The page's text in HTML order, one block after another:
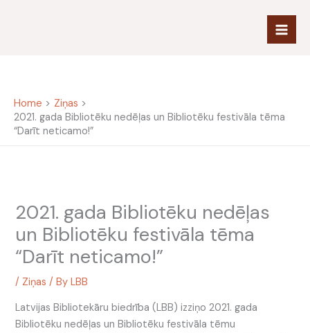
Home
Ziņas
2021. gada Bibliotēku nedēļas un Bibliotēku festivāla tēma
“Darīt neticamo!”
2021. gada Bibliotēku nedēļas
un Bibliotēku festivāla tēma
“Darīt neticamo!”
/ Ziņas / ByLBB
Latvijas Bibliotekāru biedrība (LBB) izziņo 2021. gada
Bibliotēku nedēļas un Bibliotēku festivāla tēmu